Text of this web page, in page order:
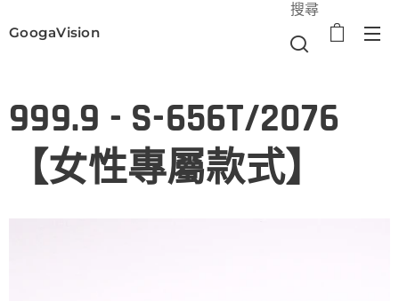
GoogaVision
搜尋
999.9 - S-656T/2076
【女性專屬款式】